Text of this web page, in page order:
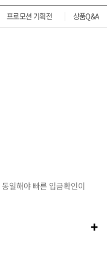
프로모션 기획전 상품Q&A
동일해야 빠른 입금확인이
+